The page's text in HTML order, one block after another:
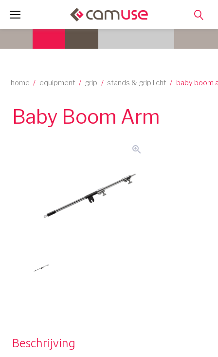
home / equipment / grip / stands & grip licht / baby boom
Baby Boom Arm
zoom_in
Beschrijving